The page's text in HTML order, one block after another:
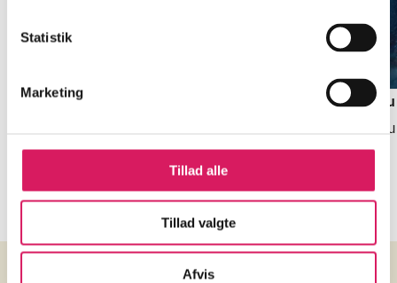
Statistik
Marketing
Tillad alle
Tillad valgte
Afvis
Et fransk eventyr